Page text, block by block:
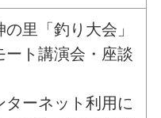
の里「釣り大会」
ート講演会・座談
ターネット利用に